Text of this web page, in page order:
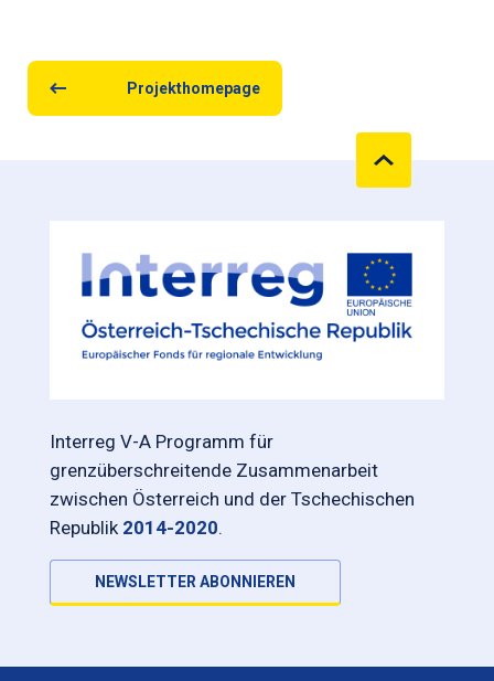
Projekthomepage
Interreg V-A Programm für
grenzüberschreitende Zusammenarbeit
zwischen Österreich und der Tschechischen
Republik 2014-2020.
NEWSLETTER ABONNIEREN